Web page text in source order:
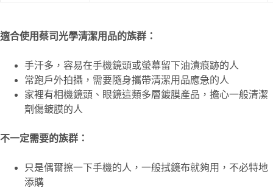
適合使用蔡司光學清潔用品的族群：
手汗多，容易在手機鏡頭或螢幕留下油漬痕跡的人
常跑戶外拍攝，需要隨身攜帶清潔用品應急的人
家裡有相機鏡頭、眼鏡這類多層鍍膜產品，擔心一般清潔
劑傷鍍膜的人
不一定需要的族群：
只是偶爾擦一下手機的人，一般拭鏡布就夠用，不必特地
添購